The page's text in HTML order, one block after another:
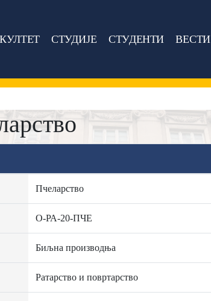
СТУДИЈЕ СТУДЕНТИ ВЕСТИ
Пчеларство
О-РА-20-ПЧЕ
Биљна производња
Ратарство и повртарство